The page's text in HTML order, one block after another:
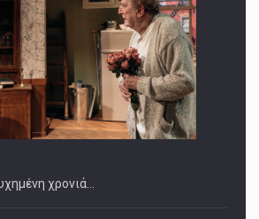
χρονιά…